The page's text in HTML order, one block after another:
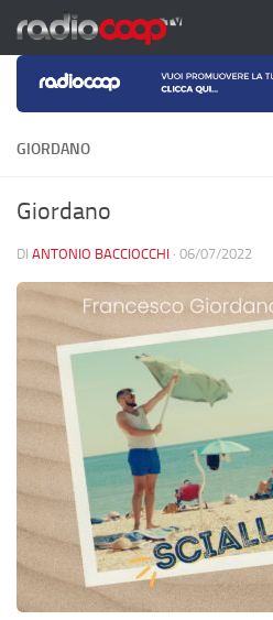
Salta al contenuto
GIORDANO
Giordano
DI ANTONIO BACCIOCCHI · 06/07/2022